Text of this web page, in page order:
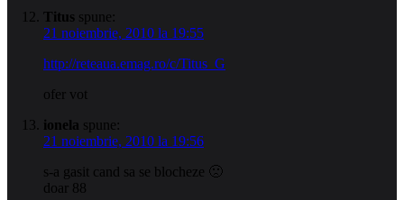
Titus spune:
21 noiembrie, 2010 la 19:55
http://reteaua.emag.ro/c/Titus_G
ofer vot
ionela spune:
21 noiembrie, 2010 la 19:56
s-a gasit cand sa se blocheze 🙁
doar 88